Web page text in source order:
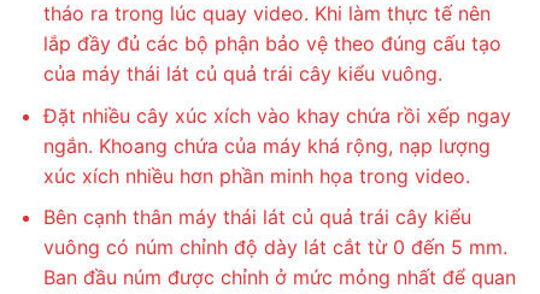
tháo ra trong lúc quay video. Khi làm thực tế nên
lắp đầy đủ các bộ phận bảo vệ theo đúng cấu tạo
của máy thái lát củ quả trái cây kiểu vuông.
Đặt nhiều cây xúc xích vào khay chứa rồi xếp ngay
ngắn. Khoang chứa của máy khá rộng, nạp lượng
xúc xích nhiều hơn phần minh họa trong video.
Bên cạnh thân máy thái lát củ quả trái cây kiểu
vuông có núm chỉnh độ dày lát cắt từ 0 đến 5 mm.
Ban đầu núm được chỉnh ở mức mỏng nhất để quan